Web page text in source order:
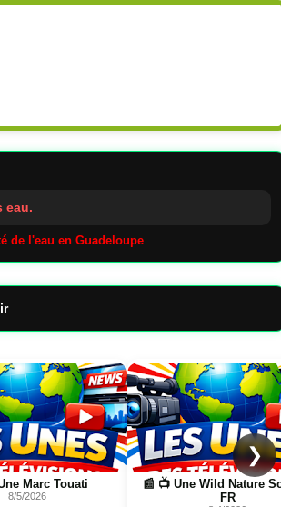
eau.
de l'eau en Guadeloupe
Nature Science
FR
Page
📰 Logistique Rungis →
Guadeloupe
❯